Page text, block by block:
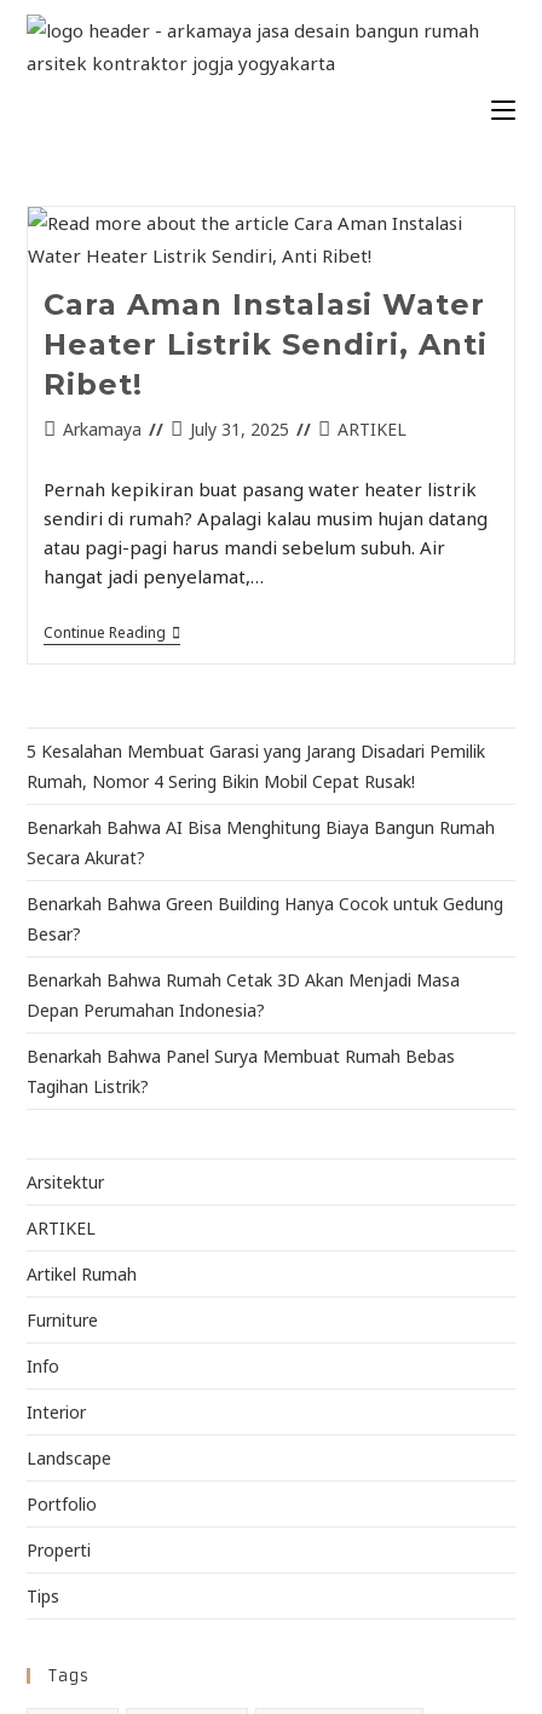
Cara Aman Instalasi Water
Heater Listrik Sendiri, Anti
Ribet!
Arkamaya July 31, 2025 ARTIKEL
Pernah kepikiran buat pasang water heater listrik
sendiri di rumah? Apalagi kalau musim hujan datang
atau pagi-pagi harus mandi sebelum subuh. Air
hangat jadi penyelamat,…
Continue Reading
5 Kesalahan Membuat Garasi yang Jarang Disadari Pemilik
Rumah, Nomor 4 Sering Bikin Mobil Cepat Rusak!
Benarkah Bahwa AI Bisa Menghitung Biaya Bangun Rumah
Secara Akurat?
Benarkah Bahwa Green Building Hanya Cocok untuk Gedung
Besar?
Benarkah Bahwa Rumah Cetak 3D Akan Menjadi Masa
Depan Perumahan Indonesia?
Benarkah Bahwa Panel Surya Membuat Rumah Bebas
Tagihan Listrik?
Arsitektur
ARTIKEL
Artikel Rumah
Furniture
Info
Interior
Landscape
Portfolio
Properti
Tips
Tags